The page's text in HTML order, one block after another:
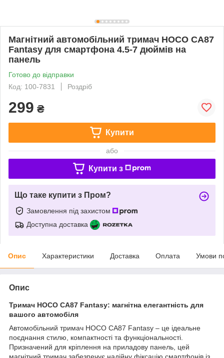
Магнітний автомобільний тримач HOCO CA87
Fantasy для смартфона 4.5-7 дюймів на
панель
Готово до відправки
Код: 100-7831
Роздріб
299 ₴
Купити
або
Купити з
Що таке купити з Пром?
Замовлення під захистом
Доступна доставка
Опис Характеристики Доставка Оплата Умови
Опис
Тримач HOCO CA87 Fantasy: магнітна елегантність для
вашого автомобіля
Автомобільний тримач HOCO CA87 Fantasy – це ідеальне
поєднання стилю, компактності та функціональності.
Призначений для кріплення на приладову панель, цей
магнітний тримач забезпечує надійну фіксацію смартфонів із